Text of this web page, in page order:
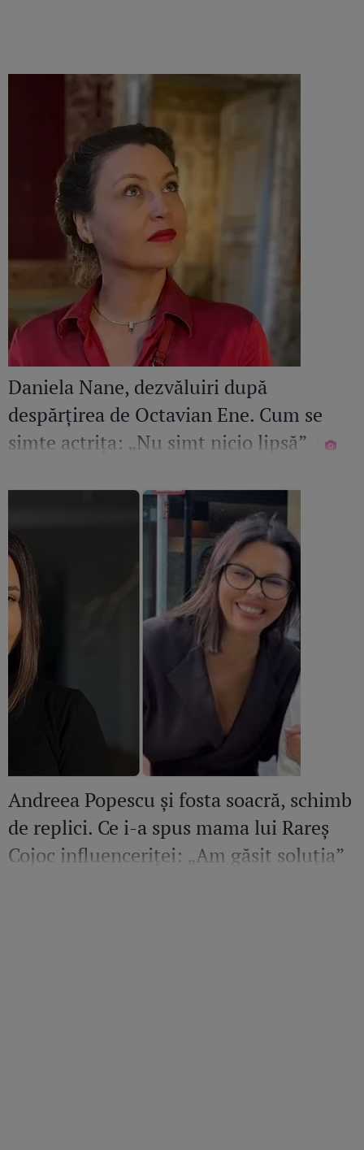
Daniela Nane, dezvăluiri după
despărțirea de Octavian Ene. Cum se
simte actrița: „Nu simt nicio lipsă”
Andreea Popescu și fosta soacră, schimb
de replici. Ce i-a spus mama lui Rareș
Cojoc influenceriței: „Am găsit soluția”